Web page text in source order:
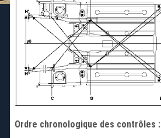
Ordre chronologique des contrôles :